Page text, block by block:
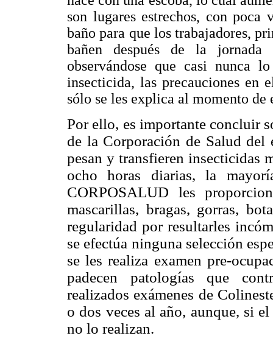
son lugares estrechos, con
baño para que los trabajadores,
bañen después de la
observándose que casi nunca
insecticida, las precauciones en
sólo se les explica al momento
Por ello, es importante concluir
de la Corporación de Salud del
pesan y transfieren insecticidas
ocho horas diarias, la
CORPOSALUD les
mascarillas, bragas, gorras,
regularidad por resultarles
se efectúa ninguna selección
se les realiza examen pre-
padecen patologías que
realizados exámenes de
o dos veces al año, aunque, si
no lo realizan.